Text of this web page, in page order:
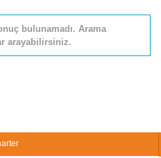
bulunamadı. Arama
arayabilirsiniz.